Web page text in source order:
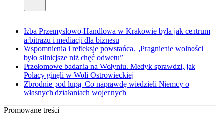
Izba Przemysłowo-Handlowa w Krakowie była jak centrum
arbitrażu i mediacji dla biznesu
Wspomnienia i refleksje powstańca. „Pragnienie wolności
było silniejsze niż chęć odwetu”
Przełomowe badania na Wołyniu. Medyk sprawdzi, jak
Polacy ginęli w Woli Ostrowieckiej
Zbrodnie pod lupą. Co naprawdę wiedzieli Niemcy o
własnych działaniach wojennych
Promowane treści